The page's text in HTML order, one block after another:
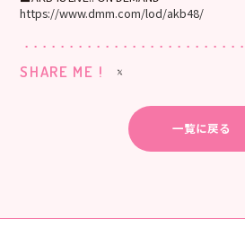
https://www.dmm.com/lod/akb48/
SHARE ME !
一覧に戻る